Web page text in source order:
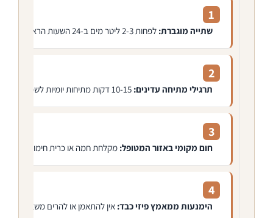
1
שתייה מוגברת: לפחות 2-3 ליטר מים ב-24 השעות הראשונות לסילוק רעלים שנפלטו במהלך העיסוי
2
תרגילי מתיחה עדינים:
3
חום מקומי באזור המטופל: מקלחת חמה או כרית חימום ל-15 דקות לשחרור שאריות מתח ולשיפור זרימת הדם
4
הימנעות ממאמץ פיזי כבד: אין להתאמן או להרים משאות כבדים ב-24 השעות הראשונות לאחר